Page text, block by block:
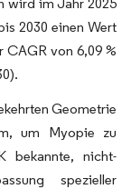
2030 einen Wert
CAGR von 6,09 %
Geometrie
um Myopie zu
bekannte, nicht-
spezieller